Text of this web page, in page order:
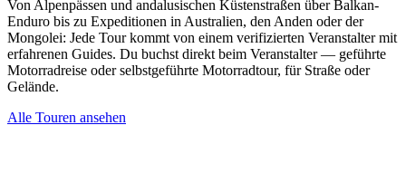
Von Alpenpässen und andalusischen Küstenstraßen über Balkan-
Enduro bis zu Expeditionen in Australien, den Anden oder der
Mongolei: Jede Tour kommt von einem verifizierten Veranstalter mit
erfahrenen Guides. Du buchst direkt beim Veranstalter — geführte
Motorradreise oder selbstgeführte Motorradtour, für Straße oder
Gelände.
Alle Touren ansehen